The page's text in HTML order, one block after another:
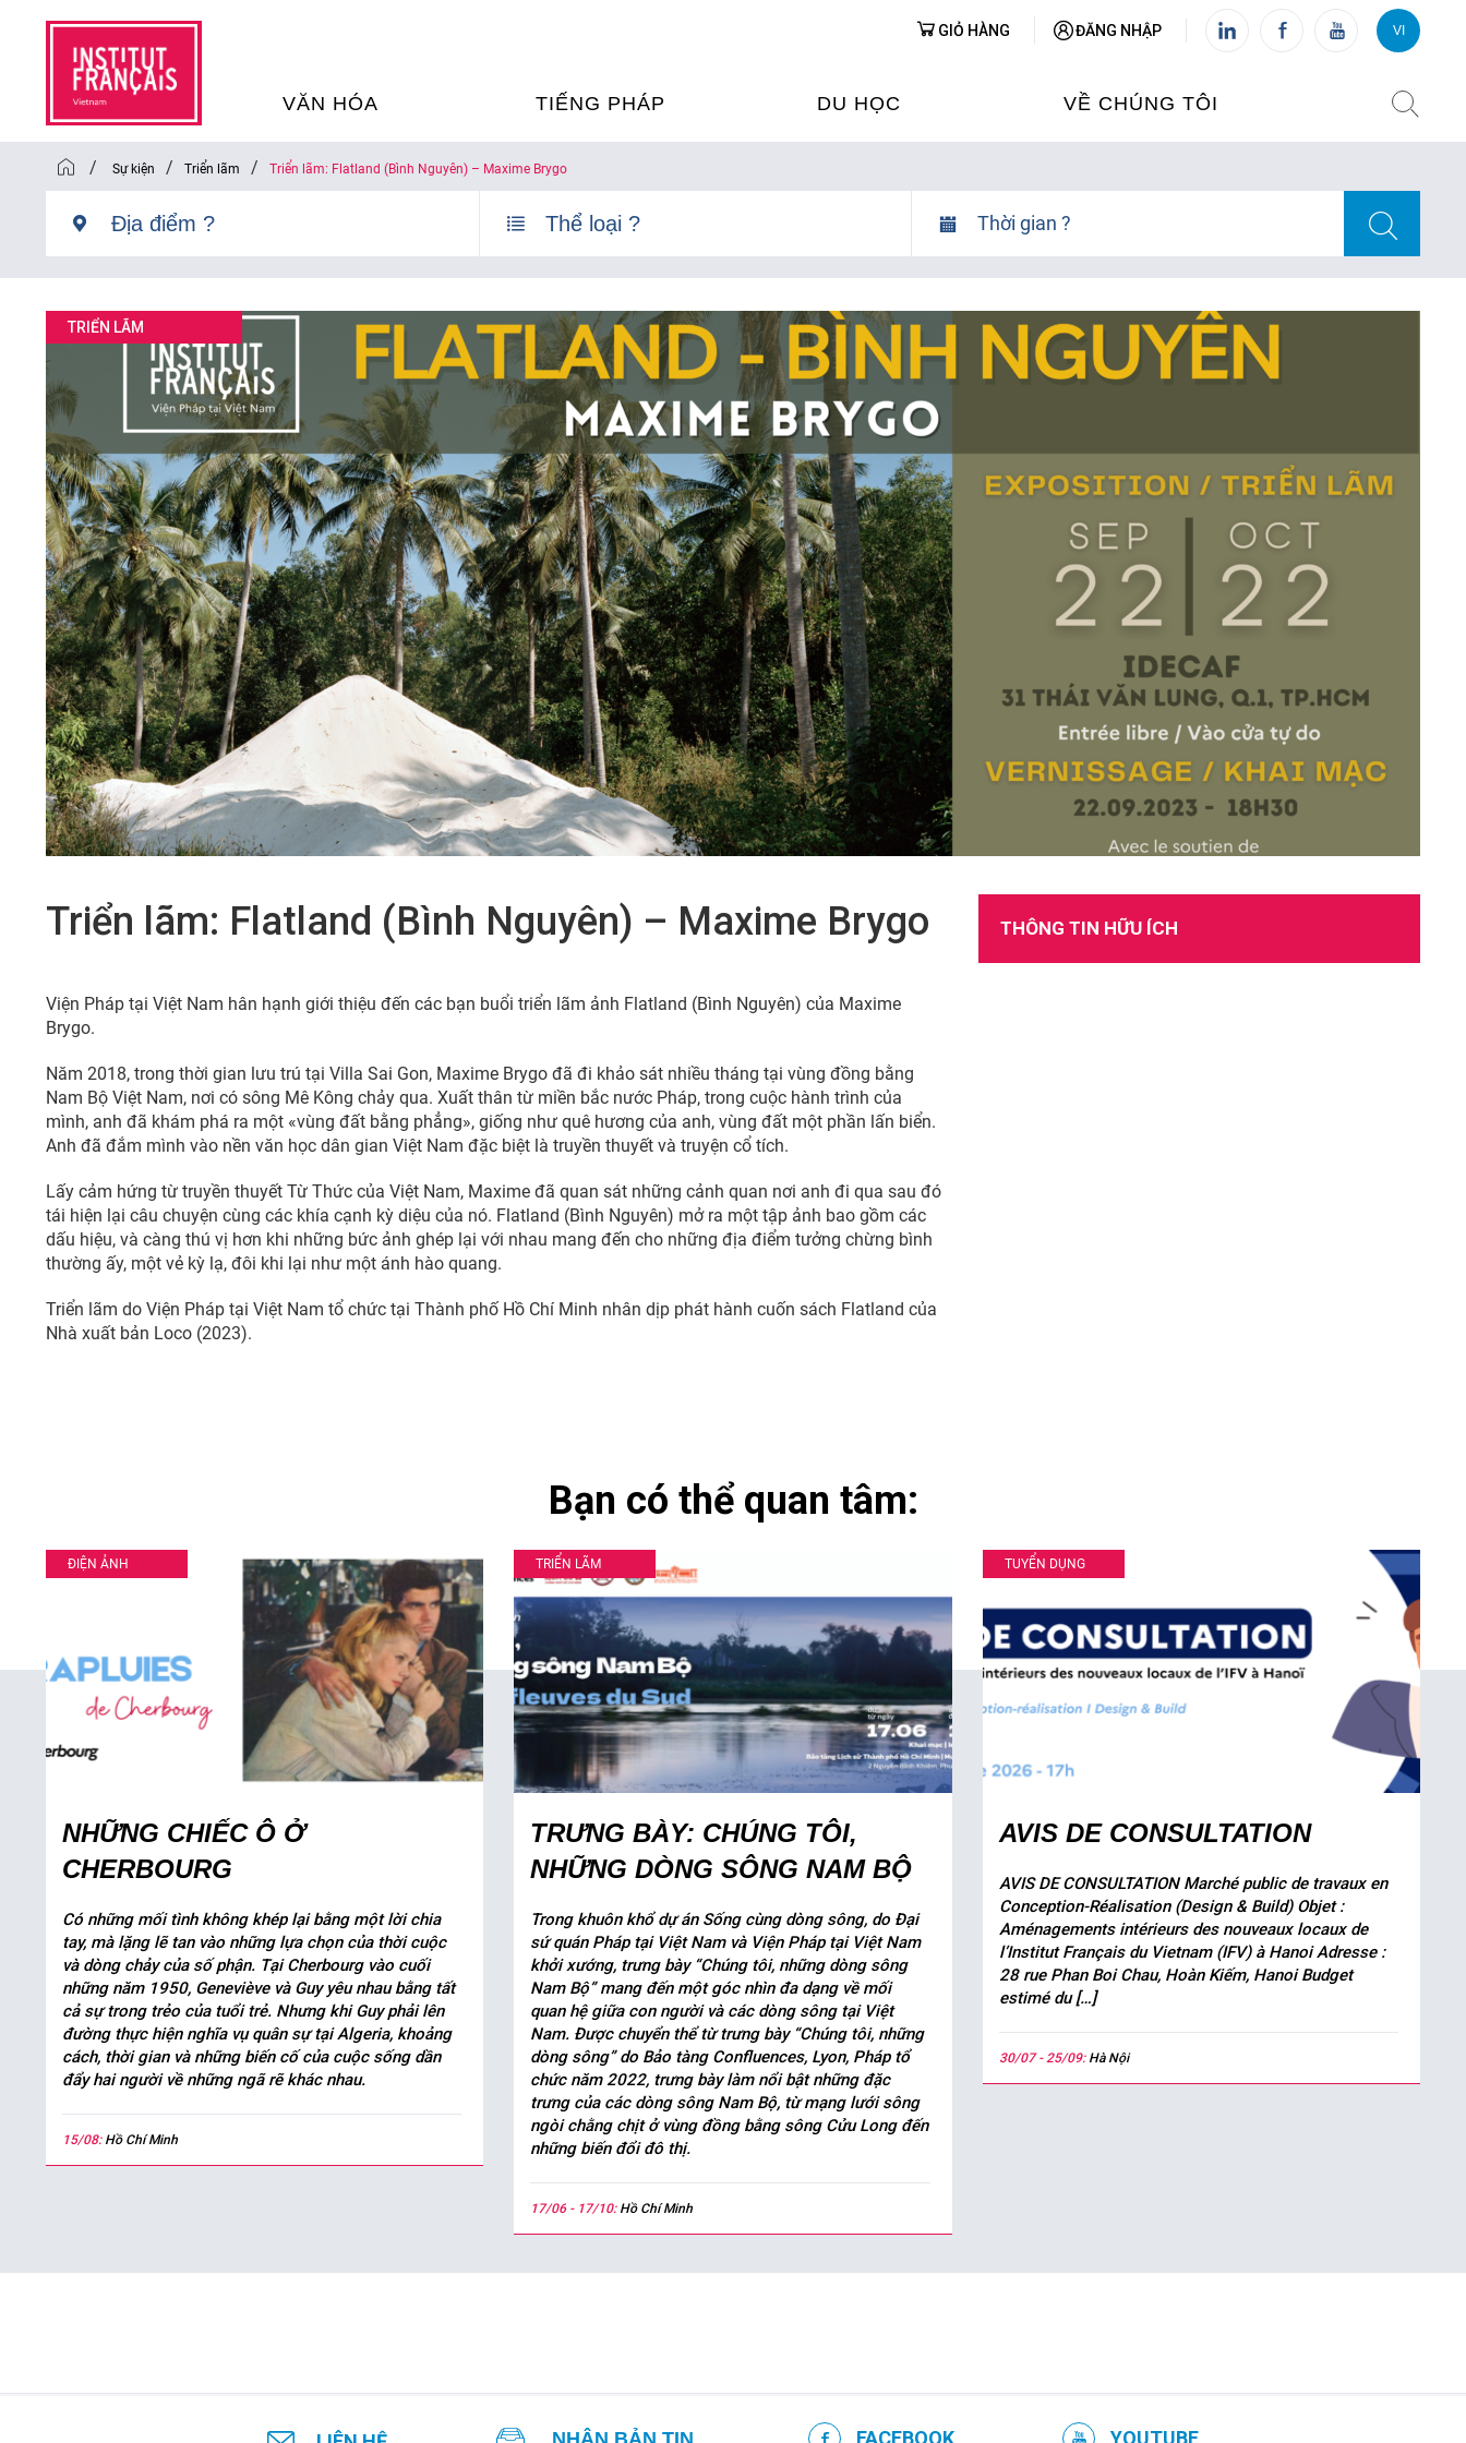
VĂN HÓA
SỰ KIỆN VĂN HÓA
CHƯƠNG TRÌNH CHIẾU PHIM
PHÁP
SÁCH VÀ THƯ TỊCH
NGHỆ SỸ LƯU TRÚ
TIẾNG PHÁP
HỌC TIẾNG PHÁP
HỌC TIẾNG PHÁP NGAY TẠI
PHÁP
DỊCH TIẾNG PHÁP
HỢP TÁC TIẾNG PHÁP
DU HỌC
FRANCE ALUMNI VIỆT NAM
VỀ CHÚNG TÔI
CHI NHÁNH: HUẾ
CHI NHÁNH: ĐÀ NẴNG
CHI NHÁNH: TPHCM
TUYỂN DỤNG
GIỎ HÀNG ĐĂNG NHẬP VI
VI FR
/ Sự kiện / Triển lãm / Triển lãm: Flatland (Bình Nguyên) – Maxime Brygo
Thời gian ?
TRIỂN LÃM
Triển lãm: Flatland (Bình Nguyên) – Maxime Brygo
Viện Pháp tại Việt Nam hân hạnh giới thiệu đến các bạn buổi triển lãm ảnh Flatland (Bình Nguyên) của Maxime
Brygo.
Năm 2018, trong thời gian lưu trú tại Villa Sai Gon, Maxime Brygo đã đi khảo sát nhiều tháng tại vùng đồng bằng
Nam Bộ Việt Nam, nơi có sông Mê Kông chảy qua. Xuất thân từ miền bắc nước Pháp, trong cuộc hành trình của
mình, anh đã khám phá ra một «vùng đất bằng phẳng», giống như quê hương của anh, vùng đất một phần lấn biển.
Anh đã đắm mình vào nền văn học dân gian Việt Nam đặc biệt là truyền thuyết và truyện cổ tích.
Lấy cảm hứng từ truyền thuyết Từ Thức của Việt Nam, Maxime đã quan sát những cảnh quan nơi anh đi qua sau đó
tái hiện lại câu chuyện cùng các khía cạnh kỳ diệu của nó. Flatland (Bình Nguyên) mở ra một tập ảnh bao gồm các
dấu hiệu, và càng thú vị hơn khi những bức ảnh ghép lại với nhau mang đến cho những địa điểm tưởng chừng bình
thường ấy, một vẻ kỳ lạ, đôi khi lại như một ánh hào quang.
Triển lãm do Viện Pháp tại Việt Nam tổ chức tại Thành phố Hồ Chí Minh nhân dịp phát hành cuốn sách Flatland của
Nhà xuất bản Loco (2023).
THÔNG TIN HỮU ÍCH
Bạn có thể quan tâm:
ĐIỆN ẢNH
NHỮNG CHIẾC Ô Ở
CHERBOURG
Có những mối tình không khép lại bằng một lời chia
tay, mà lặng lẽ tan vào những lựa chọn của thời cuộc
và dòng chảy của số phận. Tại Cherbourg vào cuối
những năm 1950, Geneviève và Guy yêu nhau bằng tất
cả sự trong trẻo của tuổi trẻ. Nhưng khi Guy phải lên
đường thực hiện nghĩa vụ quân sự tại Algeria, khoảng
cách, thời gian và những biến cố của cuộc sống dần
đẩy hai người về những ngã rẽ khác nhau.
15/08: Hồ Chí Minh
TRIỂN LÃM
TRƯNG BÀY: CHÚNG TÔI,
NHỮNG DÒNG SÔNG NAM BỘ
Trong khuôn khổ dự án Sống cùng dòng sông, do Đại
sứ quán Pháp tại Việt Nam và Viện Pháp tại Việt Nam
khởi xướng, trưng bày “Chúng tôi, những dòng sông
Nam Bộ” mang đến một góc nhìn đa dạng về mối
quan hệ giữa con người và các dòng sông tại Việt
Nam. Được chuyển thể từ trưng bày “Chúng tôi, những
dòng sông” do Bảo tàng Confluences, Lyon, Pháp tổ
chức năm 2022, trưng bày làm nổi bật những đặc
trưng của các dòng sông Nam Bộ, từ mạng lưới sông
ngòi chằng chịt ở vùng đồng bằng sông Cửu Long đến
những biến đổi đô thị.
17/06 - 17/10: Hồ Chí Minh
TUYỂN DỤNG
AVIS DE CONSULTATION
AVIS DE CONSULTATION Marché public de travaux en
Conception-Réalisation (Design & Build) Objet :
Aménagements intérieurs des nouveaux locaux de
l’Institut Français du Vietnam (IFV) à Hanoi Adresse :
28 rue Phan Boi Chau, Hoàn Kiếm, Hanoi Budget
estimé du […]
30/07 - 25/09: Hà Nội
NHẬN BẢN TIN FACEBOOK YOUTUBE